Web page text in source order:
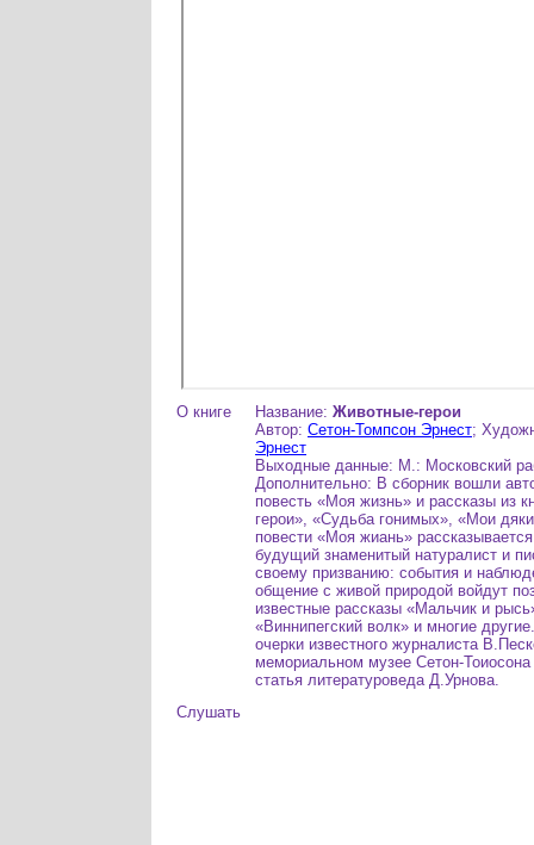
О книге Название: Животные-герои
Автор: Сетон-Томпсон Эрнест;
Эрнест
Выходные данные: М.: Московский
Дополнительно: В сборник вошли
повесть «Моя жизнь» и рассказы из
герои», «Судьба гонимых», «Мои
повести «Моя жиань»
будущий знаменитый натуралист и
своему призванию: события и
общение с живой природой войдут
известные рассказы «Мальчик и
«Виннипегский волк» и многие
очерки известного журналиста
мемориальном музее Сетон-
статья литературоведа Д.Урнова.
Слушать